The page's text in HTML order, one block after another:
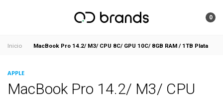
0
Inicio MacBook Pro 14.2/ M3/ CPU 8C/ GPU 10C/ 8GB RAM / 1TB Plata
APPLE
MacBook Pro 14.2/ M3/ CPU